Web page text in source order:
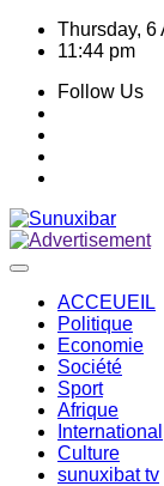
Skip
Thursday, 6
11:44 pm
Follow Us
ACCEUEIL
Politique
Economie
Société
Sport
Afrique
International
Culture
sunuxibat tv